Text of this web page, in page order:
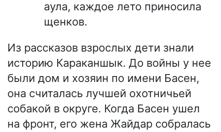
аула, каждое лето приносила
щенков.
Из рассказов взрослых дети знали
историю Караканшык. До войны у нее
были дом и хозяин по имени Басен,
она считалась лучшей охотничьей
собакой в округе. Когда Басен ушел
на фронт, его жена Жайдар собралась